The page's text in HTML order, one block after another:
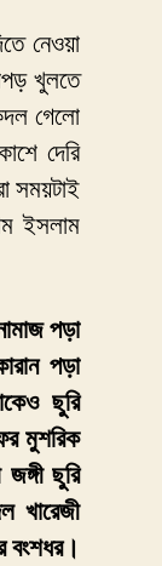
নেওয়া
খুলতে
গেলো
দেরি
সময়টাই
ইসলাম
পড়া
পড়া
ছুরি
মুশরিক
ছুরি
খারেজী
বংশধর।